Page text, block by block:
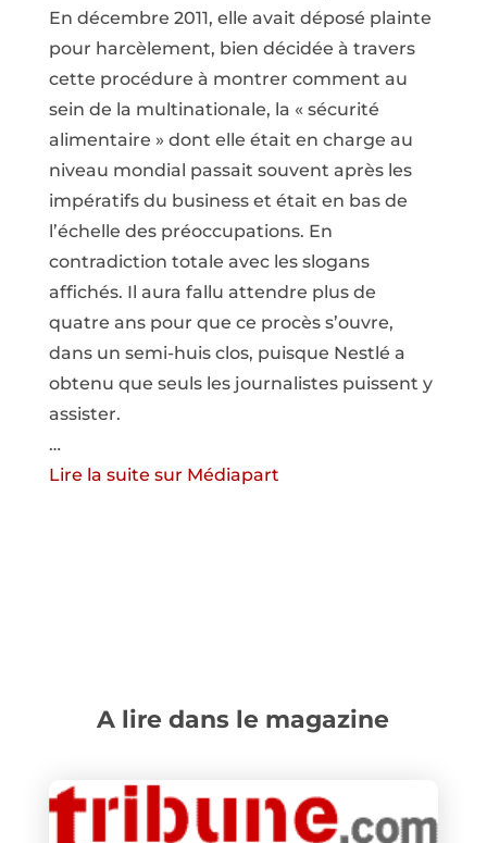
En décembre 2011, elle avait déposé plainte
pour harcèlement, bien décidée à travers
cette procédure à montrer comment au
sein de la multinationale, la « sécurité
alimentaire » dont elle était en charge au
niveau mondial passait souvent après les
impératifs du business et était en bas de
l’échelle des préoccupations. En
contradiction totale avec les slogans
affichés. Il aura fallu attendre plus de
quatre ans pour que ce procès s’ouvre,
dans un semi-huis clos, puisque Nestlé a
obtenu que seuls les journalistes puissent y
assister.
…
Lire la suite sur Médiapart
A lire dans le magazine